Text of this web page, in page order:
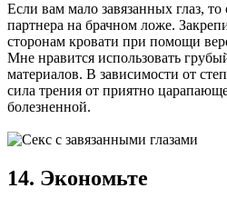
Если вам мало завязанных глаз, то
партнера на брачном ложе.
сторонам кровати при помощи
Мне нравится использовать
материалов. В зависимости от
сила трения от приятно
болезненной.
14. Экономьте